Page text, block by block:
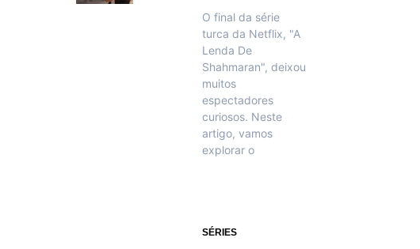
O final da série
turca da Netflix, "A
Lenda De
Shahmaran", deixou
muitos
espectadores
curiosos. Neste
artigo, vamos
explorar o
SÉRIES